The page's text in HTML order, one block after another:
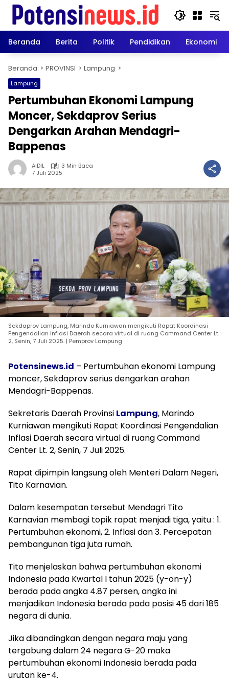
Langsung
konten
Beranda
Berita Politik Pendidikan Ekonomi
Beranda PROVINSI Lampung
Lampung
Pertumbuhan Ekonomi Lampung
Moncer, Sekdaprov Serius
Dengarkan Arahan Mendagri-
Bappenas
AIDIL
3 Min Baca
7 Juli 2025
Sekdaprov Lampung, Marindo Kurniawan mengikuti Rapat Koordinasi
Pengendalian Inflasi Daerah secara virtual di ruang Command Center Lt.
2, Senin, 7 Juli 2025. | Pemprov Lampung
Potensinews.id – Pertumbuhan ekonomi Lampung
moncer, Sekdaprov serius dengarkan arahan
Mendagri-Bappenas.
Sekretaris Daerah Provinsi Lampung, Marindo
Kurniawan mengikuti Rapat Koordinasi Pengendalian
Inflasi Daerah secara virtual di ruang Command
Center Lt. 2, Senin, 7 Juli 2025.
Rapat dipimpin langsung oleh Menteri Dalam Negeri,
Tito Karnavian.
Dalam kesempatan tersebut Mendagri Tito
Karnavian membagi topik rapat menjadi tiga, yaitu : 1.
Pertumbuhan ekonomi, 2. Inflasi dan 3. Percepatan
pembangunan tiga juta rumah.
Tito menjelaskan bahwa pertumbuhan ekonomi
Indonesia pada Kwartal I tahun 2025 (y-on-y)
berada pada angka 4.87 persen, angka ini
menjadikan Indonesia berada pada posisi 45 dari 185
negara di dunia.
Jika dibandingkan dengan negara maju yang
tergabung dalam 24 negara G-20 maka
pertumbuhan ekonomi Indonesia berada pada
urutan ke-4.